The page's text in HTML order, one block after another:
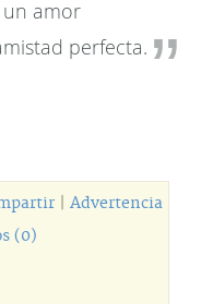
un amor
perfecta.
| Advertencia
(0)